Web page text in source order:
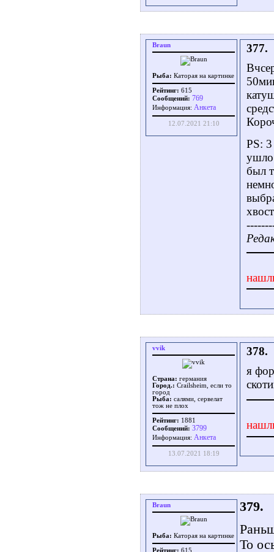
Braun
Рыба: Каторая на картинке
Рейтинг: 615
Сообщений: 769
Информация: Aнкета
12.07.2021 21:10
377.
PS:
ушло
был
vvik
Страна: германия
Город.: Crailsheim, если то
город
Рыба: салями, сервелат
тож не плох
Рейтинг: 1881
Сообщений: 3799
Информация: Aнкета
13.07.2021 18:19
378.
я
Braun
Рыба: Каторая на картинке
Рейтинг: 615
379.
То